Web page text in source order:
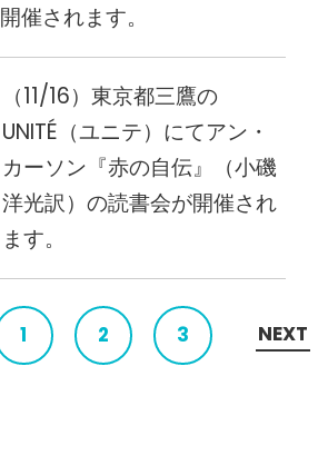
開催されます。
（11/16）東京都三鷹の
UNITÉ（ユニテ）にてアン・
カーソン『赤の自伝』（小磯
洋光訳）の読書会が開催され
ます。
NEXT
1 2 3